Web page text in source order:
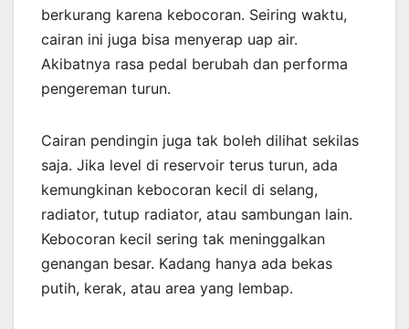
berkurang karena kebocoran. Seiring waktu,
cairan ini juga bisa menyerap uap air.
Akibatnya rasa pedal berubah dan performa
pengereman turun.
Cairan pendingin juga tak boleh dilihat sekilas
saja. Jika level di reservoir terus turun, ada
kemungkinan kebocoran kecil di selang,
radiator, tutup radiator, atau sambungan lain.
Kebocoran kecil sering tak meninggalkan
genangan besar. Kadang hanya ada bekas
putih, kerak, atau area yang lembap.